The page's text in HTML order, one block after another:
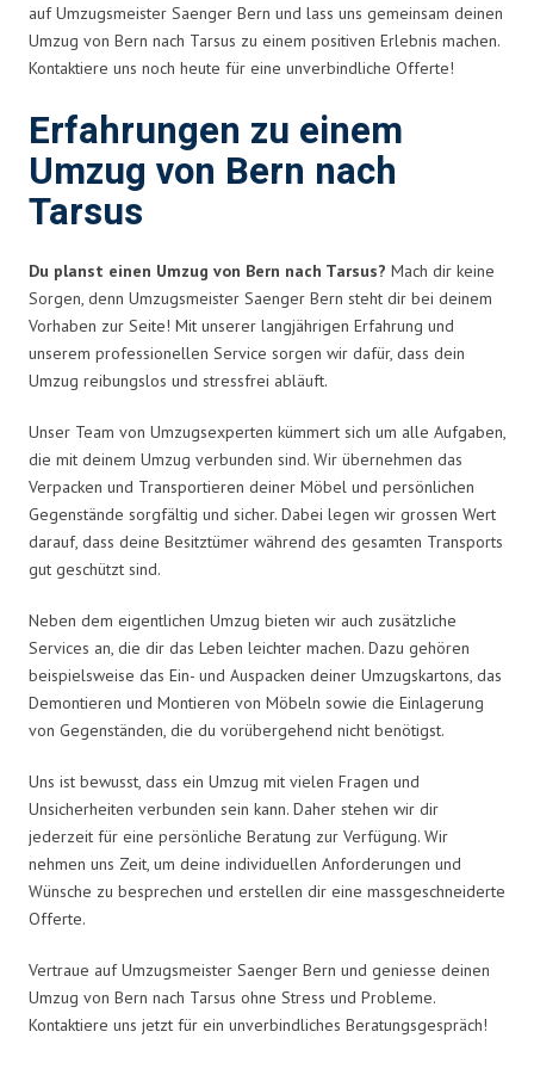
auf Umzugsmeister Saenger Bern und lass uns gemeinsam deinen
Umzug von Bern nach Tarsus zu einem positiven Erlebnis machen.
Kontaktiere uns noch heute für eine unverbindliche Offerte!
Erfahrungen zu einem
Umzug von Bern nach
Tarsus
Du planst einen Umzug von Bern nach Tarsus? Mach dir keine
Sorgen, denn Umzugsmeister Saenger Bern steht dir bei deinem
Vorhaben zur Seite! Mit unserer langjährigen Erfahrung und
unserem professionellen Service sorgen wir dafür, dass dein
Umzug reibungslos und stressfrei abläuft.
Unser Team von Umzugsexperten kümmert sich um alle Aufgaben,
die mit deinem Umzug verbunden sind. Wir übernehmen das
Verpacken und Transportieren deiner Möbel und persönlichen
Gegenstände sorgfältig und sicher. Dabei legen wir grossen Wert
darauf, dass deine Besitztümer während des gesamten Transports
gut geschützt sind.
Neben dem eigentlichen Umzug bieten wir auch zusätzliche
Services an, die dir das Leben leichter machen. Dazu gehören
beispielsweise das Ein- und Auspacken deiner Umzugskartons, das
Demontieren und Montieren von Möbeln sowie die Einlagerung
von Gegenständen, die du vorübergehend nicht benötigst.
Uns ist bewusst, dass ein Umzug mit vielen Fragen und
Unsicherheiten verbunden sein kann. Daher stehen wir dir
jederzeit für eine persönliche Beratung zur Verfügung. Wir
nehmen uns Zeit, um deine individuellen Anforderungen und
Wünsche zu besprechen und erstellen dir eine massgeschneiderte
Offerte.
Vertraue auf Umzugsmeister Saenger Bern und geniesse deinen
Umzug von Bern nach Tarsus ohne Stress und Probleme.
Kontaktiere uns jetzt für ein unverbindliches Beratungsgespräch!